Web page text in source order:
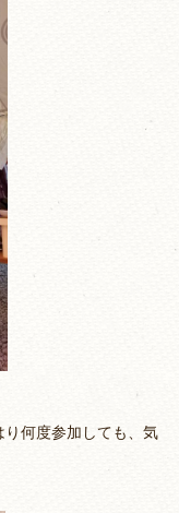
何度参加しても、気